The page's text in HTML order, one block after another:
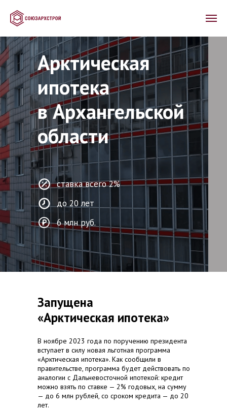
ставка всего 2%
Арктическая
ипотека
в Архангельской
области
до 20 лет
6 млн руб.
В ноябре 2023 года по поручению президента
вступает в силу новая льготная программа
«Арктическая ипотека». Как сообщили в
правительстве, программа будет действовать по
аналогии с Дальневосточной ипотекой: кредит
можно взять по ставке — 2% годовых, на сумму
— до 6 млн рублей, со сроком кредита — до 20
лет.
Запущена
«Арктическая ипотека»